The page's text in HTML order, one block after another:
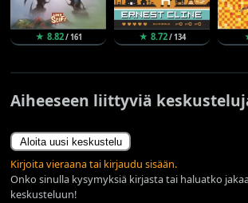
★ 8.82/ 161 ★ 8.72/ 134
Aiheeseen liittyviä
Aloita uusi keskustelu
Kirjoita vieraana tai kirjaudu sisään.
Onko sinulla kysymyksiä kirjasta tai haluatko
keskusteluun!